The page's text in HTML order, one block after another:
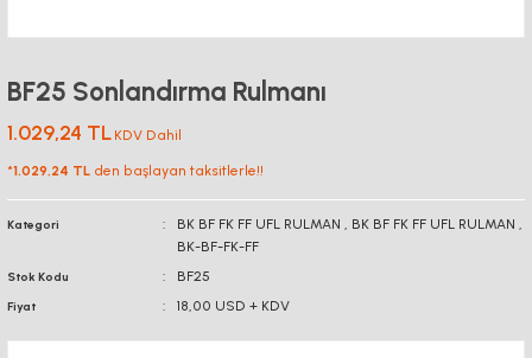
BF25 Sonlandırma Rulmanı
1.029,24 TL KDV Dahil
*1.029,24 TL den başlayan taksitlerle!!
Kategori BK BF FK FF UFL RULMAN , BK BF FK FF UFL RULMAN ,
BK-BF-FK-FF
Stok Kodu BF25
Fiyat 18,00 USD + KDV